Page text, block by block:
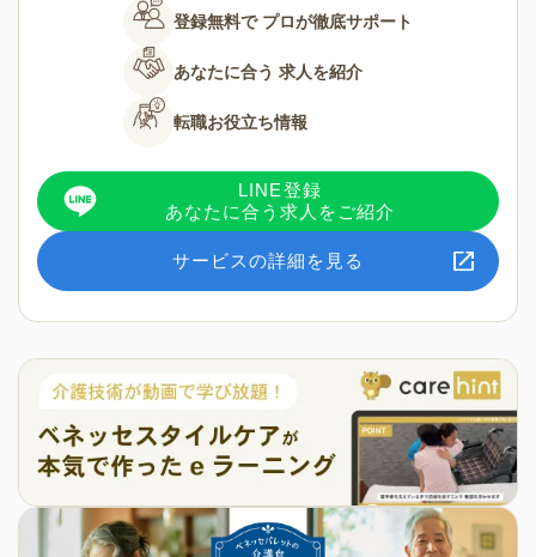
登録無料で プロが徹底サポート
あなたに合う 求人を紹介
転職お役立ち情報
LINE登録
あなたに合う求人をご紹介
サービスの詳細を見る